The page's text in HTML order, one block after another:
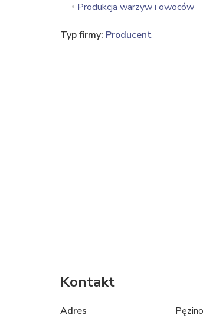
Produkcja warzyw i owoców
Typ firmy: Producent
Kontakt
Adres